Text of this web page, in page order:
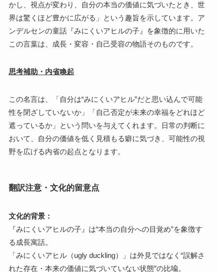
かし、視点が変わり、自分の本当の価値に気づいたとき、世
界は驚くほど豊かに広がる」という趣旨を示しています。ア
ンデルセンの童話『みにくいアヒルの子』を象徴的に用いた
この言葉は、成長・変容・自己受容の物語そのものです。
思考補助・内省喚起
この名言は、「自分は“みにくいアヒル”だと思い込んで可能
性を閉ざしていないか」「自己否定が未来の幸福をどれほど
遮っているか」という問いを与えてくれます。日常の判断に
おいて、自分の価値を低く見積もる癖に気づき、可能性の視
野を広げる内省の起点となります。
翻訳注意・文化的留意点
文化的背景：
『みにくいアヒルの子』は“本当の自分への目覚め”を象徴す
る成長寓話。
「みにくいアヒル（ugly duckling）」は外見ではなく“誤解さ
れた存在・本来の価値に気づいていない状態”の比喩。